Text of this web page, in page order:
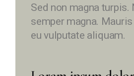
Sed non magna turpis.
semper magna.
eu vulputate aliquam.